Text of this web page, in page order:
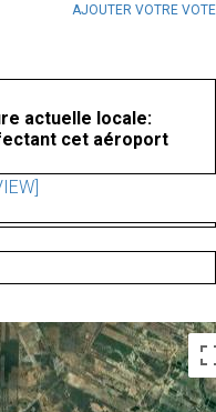
AJOUTER VOTRE VOTE
actuelle locale:
cet aéroport